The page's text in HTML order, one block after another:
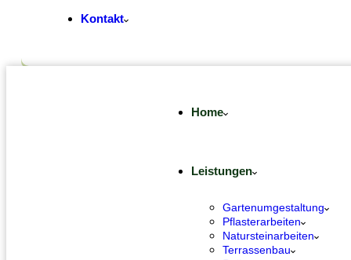
Kontakt
Home
Leistungen
Gartenumgestaltung
Pflasterarbeiten
Natursteinarbeiten
Terrassenbau